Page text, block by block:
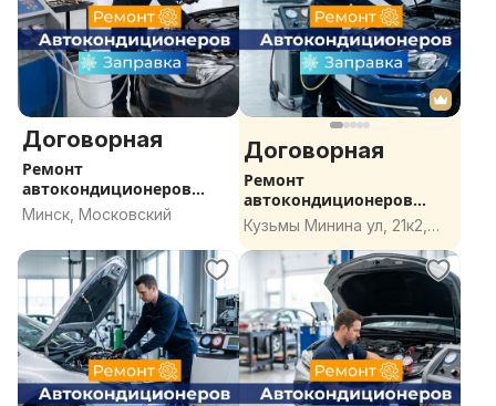
Договорная
Ремонт
автокондиционеров
Минск, заправка
кондиционера Минск,
СТО кондиционеры
Минск
Минск, Московский
Договорная
Ремонт
автокондиционеров
Минск, заправка
кондиционера Минск,
СТО кондиционеры
Минск
Кузьмы Минина ул, 21к2,
Минск